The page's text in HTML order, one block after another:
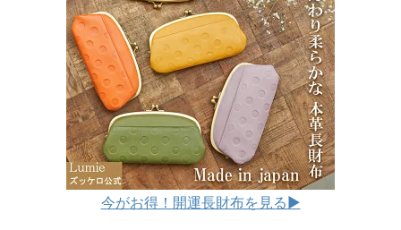
今がお得！開運長財布を見る▶︎